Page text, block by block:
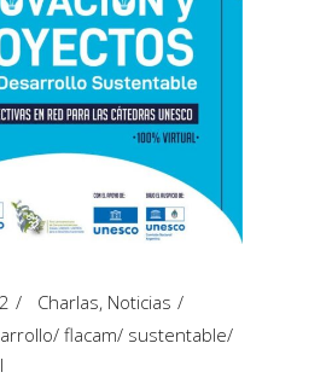
Charlas, Noticias
/ flacam/ sustentable/